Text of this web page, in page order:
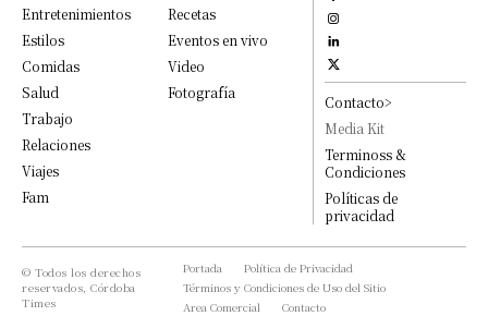
Entretenimientos
Estilos
Comidas
Salud
Trabajo
Relaciones
Viajes
Fam
Recetas
Eventos en vivo
Video
Fotografía
Contacto>
Media Kit
Terminoss &
Condiciones
Políticas de
privacidad
© Todos los derechos
reservados, Córdoba
Times
Portada
Política de Privacidad
Términos y Condiciones de Uso del Sitio
Area Comercial
Contacto